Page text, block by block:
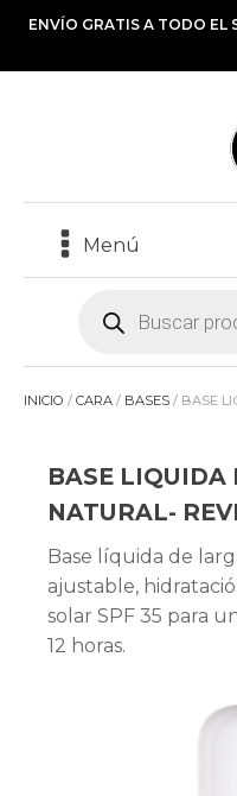
ENVÍO GRATIS A TODO EL
Menú
Búsqueda
INICIO / CARA / BASES / BASE
BASE LIQUIDA
NATURAL-
Base líquida de
ajustable,
solar SPF 35 para
12 horas.